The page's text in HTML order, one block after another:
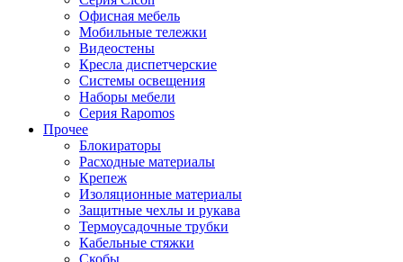
Офисная мебель
Мобильные тележки
Видеостены
Кресла диспетчерские
Системы освещения
Наборы мебели
Серия Rapomos
Прочее
Блокираторы
Расходные материалы
Крепеж
Изоляционные материалы
Защитные чехлы и рукава
Термоусадочные трубки
Кабельные стяжки
Скобы